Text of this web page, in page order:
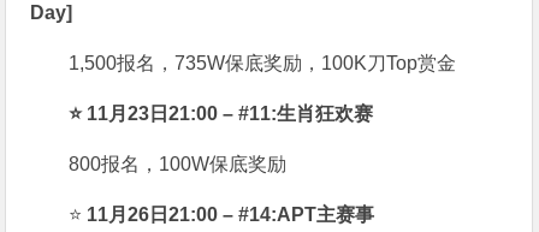
Day]
1,500报名，735W保底奖励，100K刀Top赏金
⭐ 11月23日21:00 – #11:生肖狂欢赛
800报名，100W保底奖励
⭐ 11月26日21:00 – #14:APT主赛事